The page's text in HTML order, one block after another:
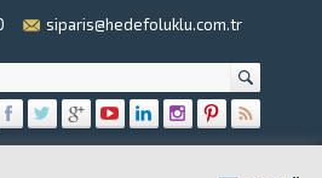
siparis@hedefoluklu.com.tr